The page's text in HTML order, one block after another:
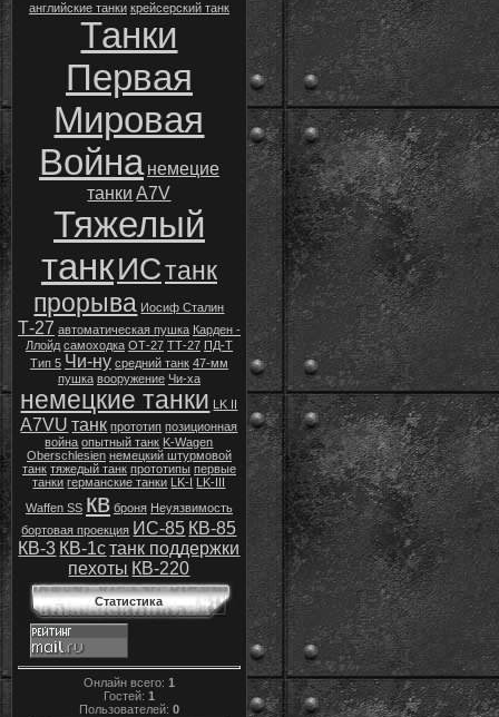
английские танки крейсерский танк
Танки
Первая
Мировая
Война немецие
танки A7V
Тяжелый
танкИСтанк
прорыва Иосиф Сталин
Т-27 автоматическая пушка Карден -
Ллойд самоходка ОТ-27 ТТ-27 ПД-Т
Тип 5 Чи-ну средний танк 47-мм
пушка вооружение Чи-ха
немецкие танки LK II
A7VU танк прототип позиционная
война опытный танк K-Wagen
Oberschlesien немецкий штурмовой
танк тяжедый танк прототипы первые
танки германские танки LK-I LK-III
Waffen SS кв броня Неуязвимость
бортовая проекция ИС-85 КВ-85
КВ-3 КВ-1с танк поддержки
пехоты КВ-220
Статистика
Онлайн всего: 1
Гостей: 1
Пользователей: 0